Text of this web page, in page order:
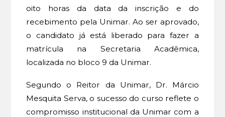
oito horas da data da inscrição e do
recebimento pela Unimar. Ao ser aprovado,
o candidato já está liberado para fazer a
matrícula na Secretaria Acadêmica,
localizada no bloco 9 da Unimar.
Segundo o Reitor da Unimar, Dr. Márcio
Mesquita Serva, o sucesso do curso reflete o
compromisso institucional da Unimar com a